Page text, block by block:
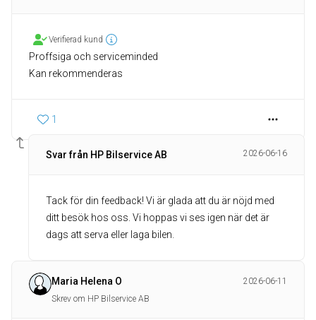
Verifierad kund
Proffsiga och serviceminded
Kan rekommenderas
1
Svar från HP Bilservice AB 2026-06-16
Tack för din feedback! Vi är glada att du är nöjd med
ditt besök hos oss. Vi hoppas vi ses igen när det är
dags att serva eller laga bilen.
Maria Helena O
2026-06-11
Skrev om HP Bilservice AB